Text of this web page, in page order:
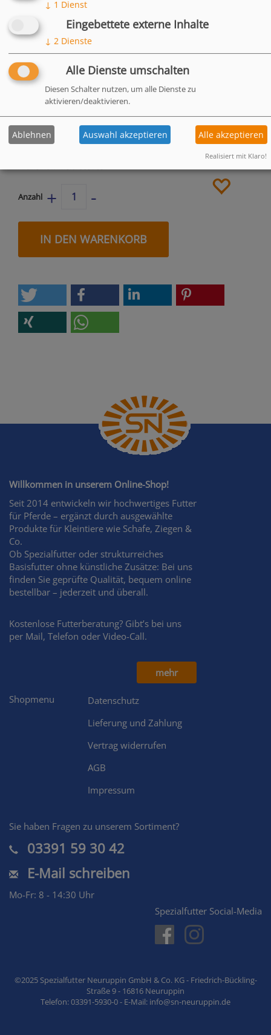
FRAGEN
2 kgEimer
Einzelpreis 34,00 €
(inkl. 7% MwSt./zzgl. Versand)
Anzahl + -
IN DEN WARENKORB
Willkommen in unserem Online-Shop!
Seit 2014 entwickeln wir hochwertiges Futter
für Pferde – ergänzt durch ausgewählte
Produkte für Kleintiere wie Schafe, Ziegen &
Co.
Ob Spezialfutter oder strukturreiches
Basisfutter ohne künstliche Zusätze: Bei uns
finden Sie geprüfte Qualität, bequem online
bestellbar – jederzeit und überall.
Kostenlose Futterberatung? Gibt’s bei uns
per Mail, Telefon oder Video-Call.
mehr
Shopmenu
Datenschutz
Lieferung und Zahlung
Vertrag widerrufen
AGB
Impressum
Sie haben Fragen zu unserem Sortiment?
03391 59 30 42
E-Mail schreiben
Mo-Fr: 8 - 14:30 Uhr
Spezialfutter Social-Media
©2025 Spezialfutter Neuruppin GmbH & Co. KG - Friedrich-Bückling-
Straße 9 - 16816 Neuruppin
Telefon: 03391-5930-0 - E-Mail: info@sn-neuruppin.de
↓ 1 Dienst
Eingebettete externe Inhalte
↓ 2 Dienste
Alle Dienste umschalten
Diesen Schalter nutzen, um alle Dienste zu
aktivieren/deaktivieren.
Ablehnen Auswahl akzeptieren Alle akzeptieren
Realisiert mit Klaro!